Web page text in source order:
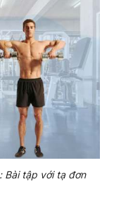
Bài tập với tạ đơn